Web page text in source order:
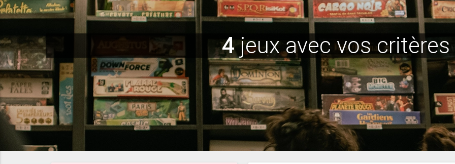
4jeux avec vos critères